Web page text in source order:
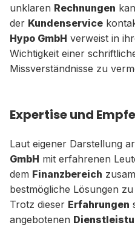
unklaren Rechnungen
der Kundenservice
Hypo GmbH verweist in
Wichtigkeit einer
Missverständnisse zu
Expertise und
Laut eigener Darstellung
GmbH mit erfahrenen
dem Finanzbereich
bestmögliche Lösungen
Trotz dieser Erfahrungen
angebotenen